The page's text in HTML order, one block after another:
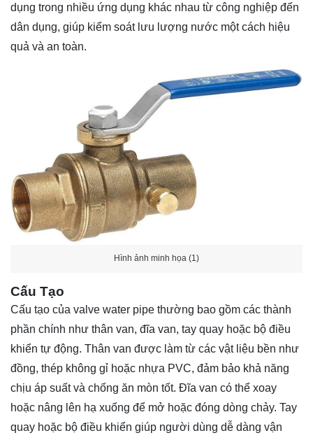
dụng trong nhiều ứng dụng khác nhau từ công nghiệp đến
dân dụng, giúp kiểm soát lưu lượng nước một cách hiệu
quả và an toàn.
Hình ảnh minh họa (1)
Cấu Tạo
Cấu tạo của valve water pipe thường bao gồm các thành
phần chính như thân van, đĩa van, tay quay hoặc bộ điều
khiển tự động. Thân van được làm từ các vật liệu bền như
đồng, thép không gỉ hoặc nhựa PVC, đảm bảo khả năng
chịu áp suất và chống ăn mòn tốt. Đĩa van có thể xoay
hoặc nâng lên hạ xuống để mở hoặc đóng dòng chảy. Tay
quay hoặc bộ điều khiển giúp người dùng dễ dàng vận